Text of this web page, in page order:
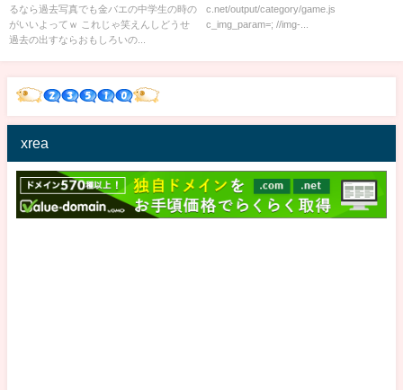
るなら過去写真でも金バエの中学生の時の
がいいよってｗ これじゃ笑えんしどうせ
過去の出すならおもしろいの...
c.net/output/category/game.js
c_img_param=; //img-...
xrea